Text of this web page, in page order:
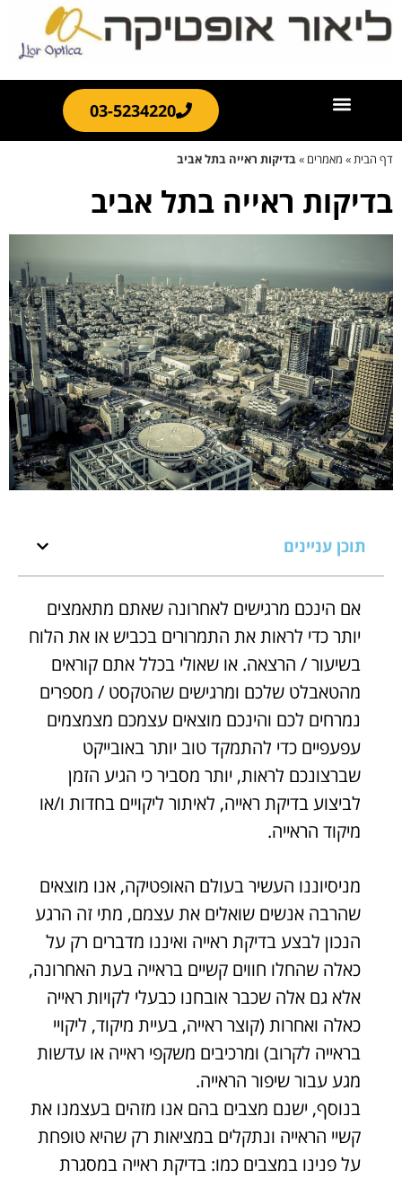
03-5234220
דף הבית» מאמרים»בדיקות ראייה בתל אביב
בדיקות ראייה בתל אביב
תוכן עניינים
אם הינכם מרגישים לאחרונה שאתם מתאמצים
יותר כדי לראות את התמרורים בכביש או את הלוח
בשיעור / הרצאה. או שאולי בכלל אתם קוראים
מהטאבלט שלכם ומרגישים שהטקסט / מספרים
נמרחים לכם והינכם מוצאים עצמכם מצמצמים
עפעפיים כדי להתמקד טוב יותר באובייקט
שברצונכם לראות, יותר מסביר כי הגיע הזמן
לביצוע בדיקת ראייה, לאיתור ליקויים בחדות ו/או
מיקוד הראייה.
מניסיוננו העשיר בעולם האופטיקה, אנו מוצאים
שהרבה אנשים שואלים את עצמם, מתי זה הרגע
הנכון לבצע בדיקת ראייה ואיננו מדברים רק על
כאלה שהחלו חווים קשיים בראייה בעת האחרונה,
אלא גם אלה שכבר אובחנו כבעלי לקויות ראייה
כאלה ואחרות (קוצר ראייה, בעיית מיקוד, ליקויי
בראייה לקרוב) ומרכיבים משקפי ראייה או עדשות
מגע עבור שיפור הראייה.
בנוסף, ישנם מצבים בהם אנו מזהים בעצמנו את
קשיי הראייה ונתקלים במציאות רק שהיא טופחת
על פנינו במצבים כמו: בדיקת ראייה במסגרת